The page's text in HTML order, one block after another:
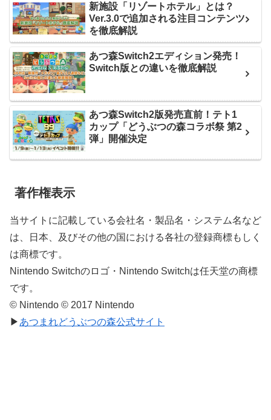
新施設「リゾートホテル」とは？
Ver.3.0で追加される注目コンテンツ
を徹底解説
あつ森Switch2エディション発売！
Switch版との違いを徹底解説
あつ森Switch2版発売直前！テト1
カップ「どうぶつの森コラボ祭 第2
弾」開催決定
著作権表示
当サイトに記載している会社名・製品名・システム名など
は、日本、及びその他の国における各社の登録商標もしく
は商標です。
Nintendo Switchのロゴ・Nintendo Switchは任天堂の商標
です。
© Nintendo © 2017 Nintendo
▶ あつまれどうぶつの森公式サイト